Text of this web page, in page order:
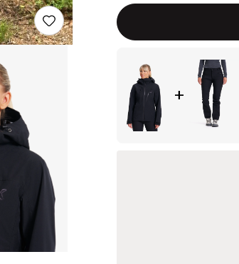
Deze knop opent een
{{size}} niet beschikbaar
+